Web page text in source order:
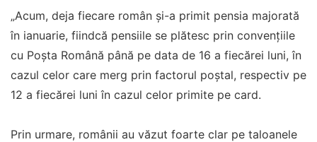
„Acum, deja fiecare român şi-a primit pensia majorată
în ianuarie, fiindcă pensiile se plătesc prin convenţiile
cu Poşta Română până pe data de 16 a fiecărei luni, în
cazul celor care merg prin factorul poştal, respectiv pe
12 a fiecărei luni în cazul celor primite pe card.
Prin urmare, românii au văzut foarte clar pe taloanele